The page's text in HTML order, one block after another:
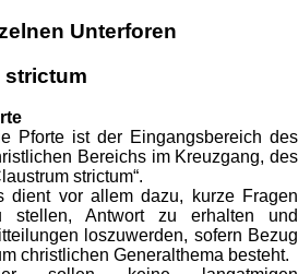
Unterforen
strictum
Pforte ist der Eingangsbereich des
Bereichs im Kreuzgang, des
strictum“.
dient vor allem dazu, kurze Fragen
stellen, Antwort zu erhalten und
loszuwerden, sofern Bezug
christlichen Generalthema besteht.